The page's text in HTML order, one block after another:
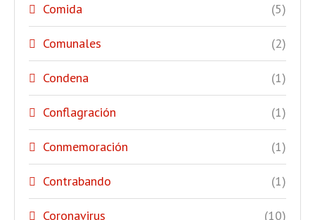
Comida (5)
Comunales (2)
Condena (1)
Conflagración (1)
Conmemoración (1)
Contrabando (1)
Coronavirus (10)